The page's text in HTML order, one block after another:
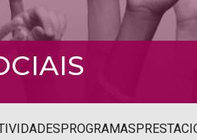
PROGRAMAS